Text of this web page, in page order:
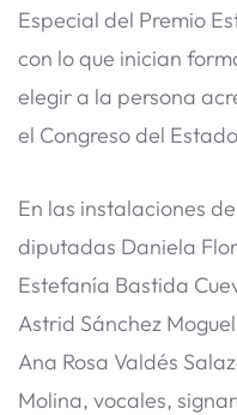
Especial del Premio
con lo que inician
elegir a la persona
el Congreso del
En las instalaciones
diputadas Daniela
Estefanía Bastida
Astrid Sánchez
Ana Rosa Valdés
Molina, vocales,